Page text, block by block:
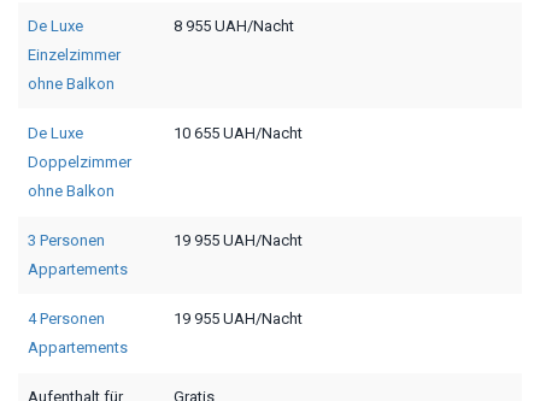
De Luxe
Einzelzimmer
ohne Balkon
8 955 UAH/Nacht
De Luxe
Doppelzimmer
ohne Balkon
10 655 UAH/Nacht
3 Personen
Appartements
19 955 UAH/Nacht
4 Personen
Appartements
19 955 UAH/Nacht
Aufenthalt für
Gratis